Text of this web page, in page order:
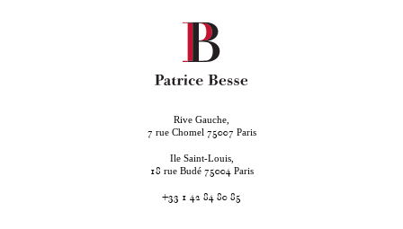
Rive Gauche,
7 rue Chomel 75007 Paris
Ile Saint-Louis,
18 rue Budé 75004 Paris
+33 1 42 84 80 85